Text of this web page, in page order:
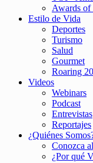
Awards of
Estilo de Vida
Deportes
Turismo
Salud
Gourmet
Roaring
Videos
Webinars
Podcast
Entrevistas
Reportajes
¿Quiénes
Conozca
¿Por qué